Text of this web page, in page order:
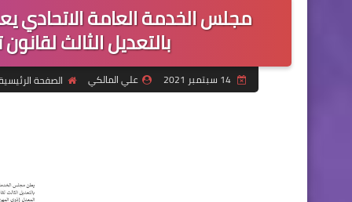
مجلس الخدمة العامة الاتحادي
بالتعديل الثالث
علي المالكي الصفحة